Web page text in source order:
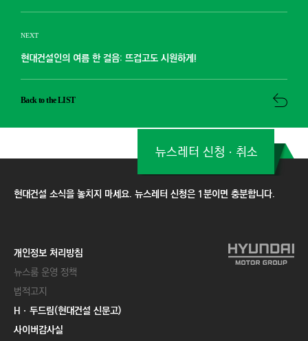
NEXT
현대건설인의 여름 한 걸음: 뜨겁고도 시원하게!
Back to the LIST
현대건설 소식을 놓치지 마세요. 뉴스레터 신청은 1분이면 충분합니다.
뉴스레터 신청ㆍ취소
개인정보 처리방침
뉴스룸 운영 정책
법적고지
Hㆍ두드림(현대건설 신문고)
사이버감사실